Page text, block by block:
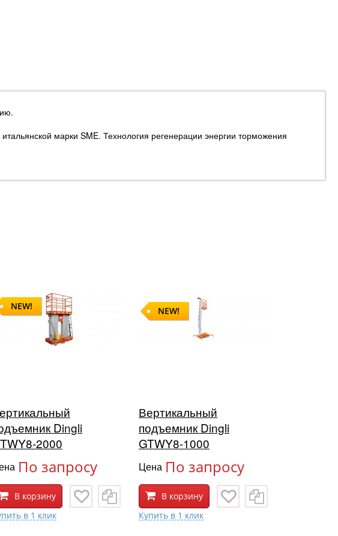
марки SME. Технология регенерации энергии торможения
NEW!
Dingli
2000
По запросу
В корзину
NEW!
Вертикальный
подъемник Dingli
GTWY8-1000
Цена По запросу
В корзину